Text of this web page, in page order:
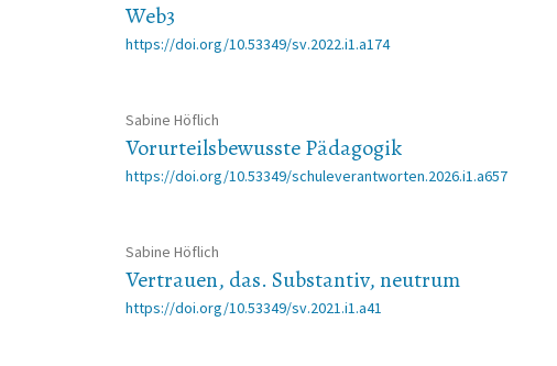
Web3
https://doi.org/10.53349/sv.2022.i1.a174
Sabine Höflich
Vorurteilsbewusste Pädagogik
https://doi.org/10.53349/schuleverantworten.2026.i1.a657
Sabine Höflich
Vertrauen, das. Substantiv, neutrum
https://doi.org/10.53349/sv.2021.i1.a41